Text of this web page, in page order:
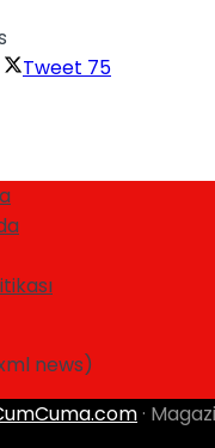
Tweet 75
news)
·